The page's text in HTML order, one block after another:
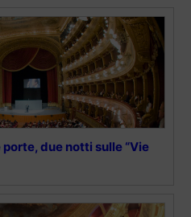
due notti sulle “Vie